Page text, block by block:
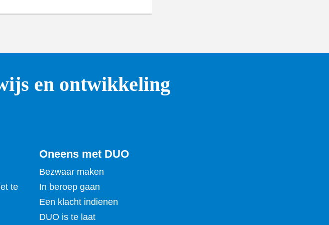
en ontwikkeling
te
Oneens met DUO
Bezwaar maken
In beroep gaan
Een klacht indienen
DUO is te laat